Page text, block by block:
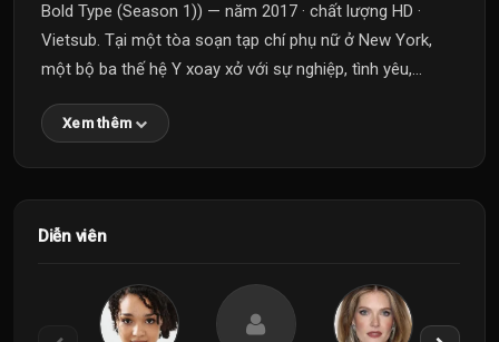
Bold Type (Season 1)) — năm 2017 · chất lượng HD ·
Vietsub. Tại một tòa soạn tạp chí phụ nữ ở New York,
một bộ ba thế hệ Y xoay xở với sự nghiệp, tình yêu,...
Xem thêm
Diễn viên